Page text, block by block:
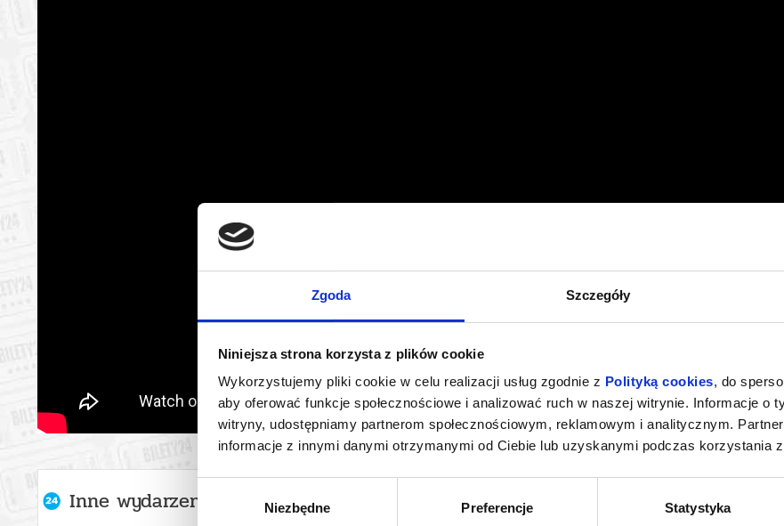
Zgoda Szczegóły
Niniejsza strona korzysta z plików cookie
Wykorzystujemy pliki cookie w celu realizacji usług zgodnie z Polityką cookies, do
aby oferować funkcje społecznościowe i analizować ruch w naszej witrynie. Informacje o
witryny, udostępniamy partnerom społecznościowym, reklamowym i analitycznym.
informacje z innymi danymi otrzymanymi od Ciebie lub uzyskanymi podczas korzystania z
Niezbędne Preferencje Statystyka
Inne wydarzenia organizatora